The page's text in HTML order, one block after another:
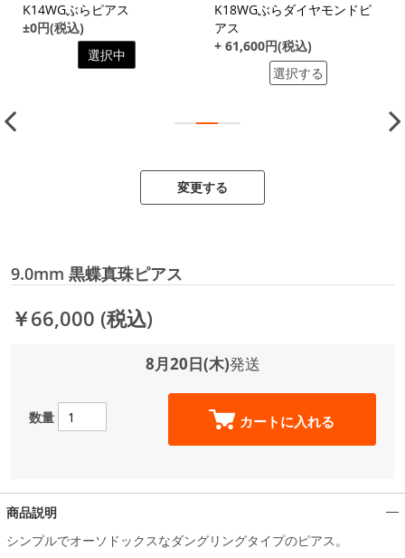
K14WGぶらピアス
±0円(税込)
選択中
K18WGぶらダイヤモンドピ
アス
+ 61,600円(税込)
選択する
変更する
9.0mm 黒蝶真珠ピアス
￥66,000 (税込)
8月20日(木)発送
数量 カートに入れる
商品説明
シンプルでオーソドックスなダングリングタイプのピアス。